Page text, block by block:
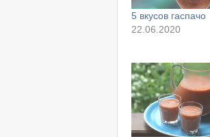
5 вкусов гаспачо
22.06.2020